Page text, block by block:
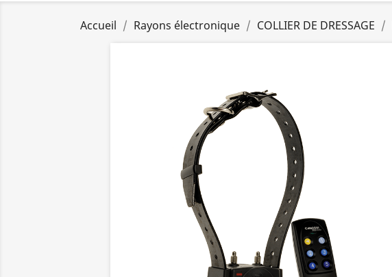
Accueil Rayons électronique COLLIER DE DRESSAGE